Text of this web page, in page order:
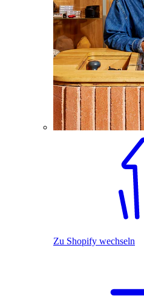
Zu Shopify wechseln